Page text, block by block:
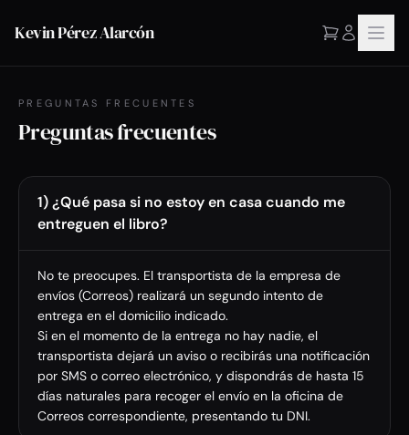
Kevin Pérez Alarcón
PREGUNTAS FRECUENTES
Preguntas frecuentes
1) ¿Qué pasa si no estoy en casa cuando me
entreguen el libro?
No te preocupes. El transportista de la empresa de
envíos (Correos) realizará un segundo intento de
entrega en el domicilio indicado.
Si en el momento de la entrega no hay nadie, el
transportista dejará un aviso o recibirás una notificación
por SMS o correo electrónico, y dispondrás de hasta 15
días naturales para recoger el envío en la oficina de
Correos correspondiente, presentando tu DNI.